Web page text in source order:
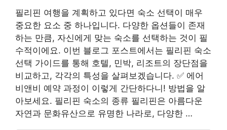
필리핀 여행을 계획하고 있다면 숙소 선택이 매우
중요한 요소 중 하나입니다. 다양한 옵션들이 존재
하는 만큼, 자신에게 맞는 숙소를 선택하는 것이 필
수적이에요. 이번 블로그 포스트에서는 필리핀 숙소
선택 가이드를 통해 호텔, 민박, 리조트의 장단점을
비교하고, 각각의 특성을 살펴보겠습니다. ✅ 에어
비앤비 예약 과정이 이렇게 간단하다니! 방법을 알
아보세요. 필리핀 숙소의 종류 필리핀은 아름다운
자연과 문화유산으로 유명한 나라로, 다양한 …